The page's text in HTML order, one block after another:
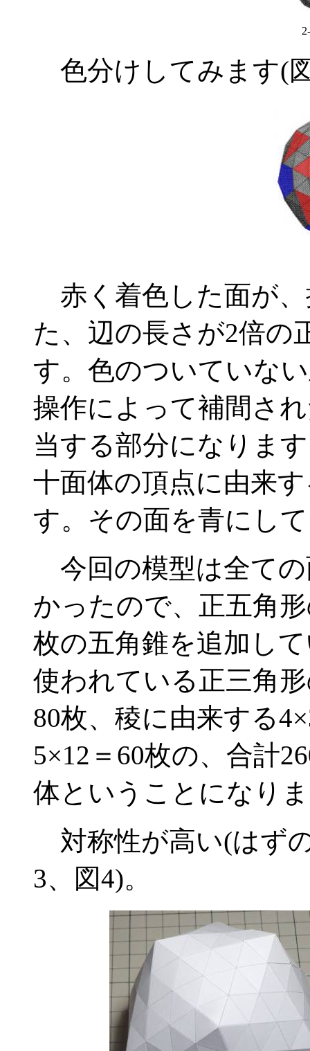
色分けしてみます(
赤く着色した面が
た、辺の長さが2倍の
す。色のついていな
操作によって補間さ
当する部分になりま
十面体の頂点に由来
す。その面を青にし
今回の模型は全て
かったので、正五角
枚の五角錐を追加し
使われている正三角
80枚、稜に由来する
5×12＝60枚の、合計
体ということになり
対称性が高い(はず
3、図4)。